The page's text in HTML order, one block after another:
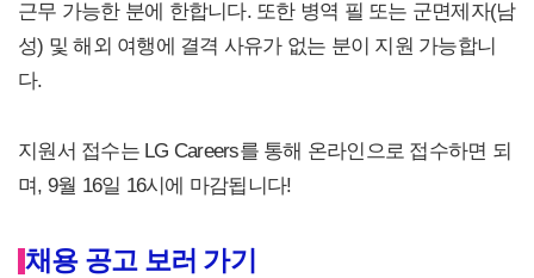
근무 가능한 분에 한합니다. 또한 병역 필 또는 군면제자(남
성) 및 해외 여행에 결격 사유가 없는 분이 지원 가능합니
다.
지원서 접수는 LG Careers를 통해 온라인으로 접수하면 되
며, 9월 16일 16시에 마감됩니다!
채용 공고 보러 가기